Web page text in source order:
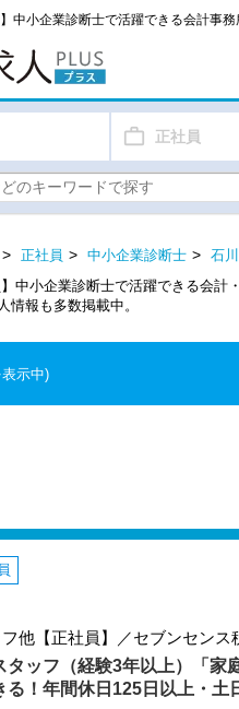
正社員
正社員 中小企業診断士
石
中小企業診断士で活躍できる会計
情報も多数掲載中。
示中)
フ他【正社員】／セブンセンス
タッフ（経験3年以上）「家
る！年間休日125日以上・土